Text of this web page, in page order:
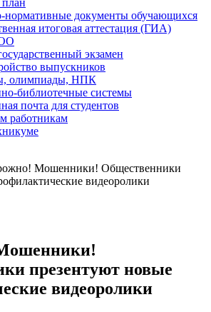
нормативные документы обучающихся
итоговая аттестация (ГИА)
экзамен
выпускников
олимпиады, НПК
библиотечные системы
почта для студентов
работникам
Мошенники! Общественники
видеоролики
презентуют новые
видеоролики